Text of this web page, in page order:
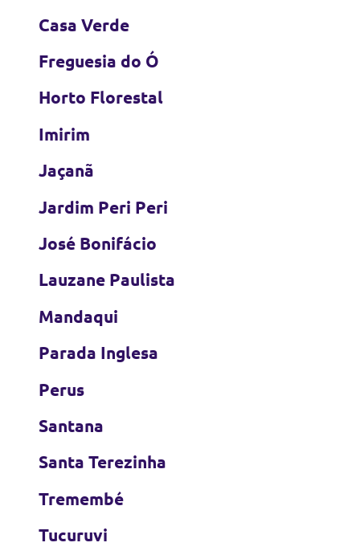
Casa Verde
Freguesia do Ó
Horto Florestal
Imirim
Jaçanã
Jardim Peri Peri
José Bonifácio
Lauzane Paulista
Mandaqui
Parada Inglesa
Perus
Santana
Santa Terezinha
Tremembé
Tucuruvi